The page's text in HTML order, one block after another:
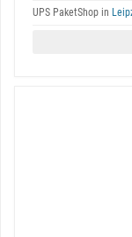
UPS PaketShop in